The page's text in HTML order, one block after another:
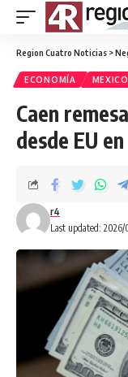
Region Cuatro Noticias >
ECONOMÍA MEXICO
Caen
desde EU
Last updated: 2026/
r4